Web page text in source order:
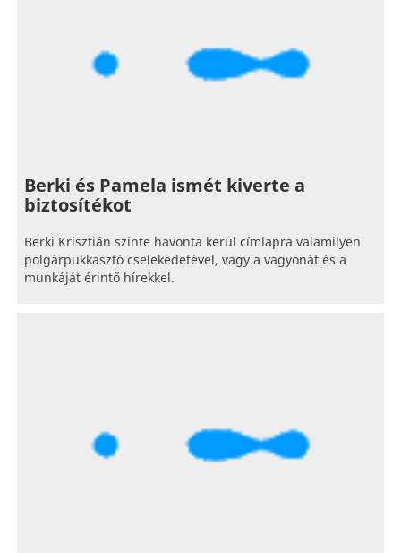
Berki és Pamela ismét kiverte a
biztosítékot
Berki Krisztián szinte havonta kerül címlapra valamilyen
polgárpukkasztó cselekedetével, vagy a vagyonát és a
munkáját érintő hírekkel.